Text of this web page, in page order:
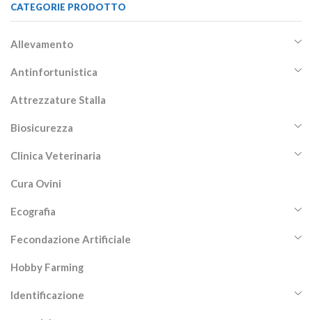
CATEGORIE PRODOTTO
Allevamento
Antinfortunistica
Attrezzature Stalla
Biosicurezza
Clinica Veterinaria
Cura Ovini
Ecografia
Fecondazione Artificiale
Hobby Farming
Identificazione